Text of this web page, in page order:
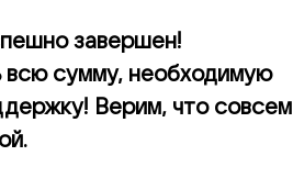
завершен!
всю сумму, необходимую
Верим, что совсем